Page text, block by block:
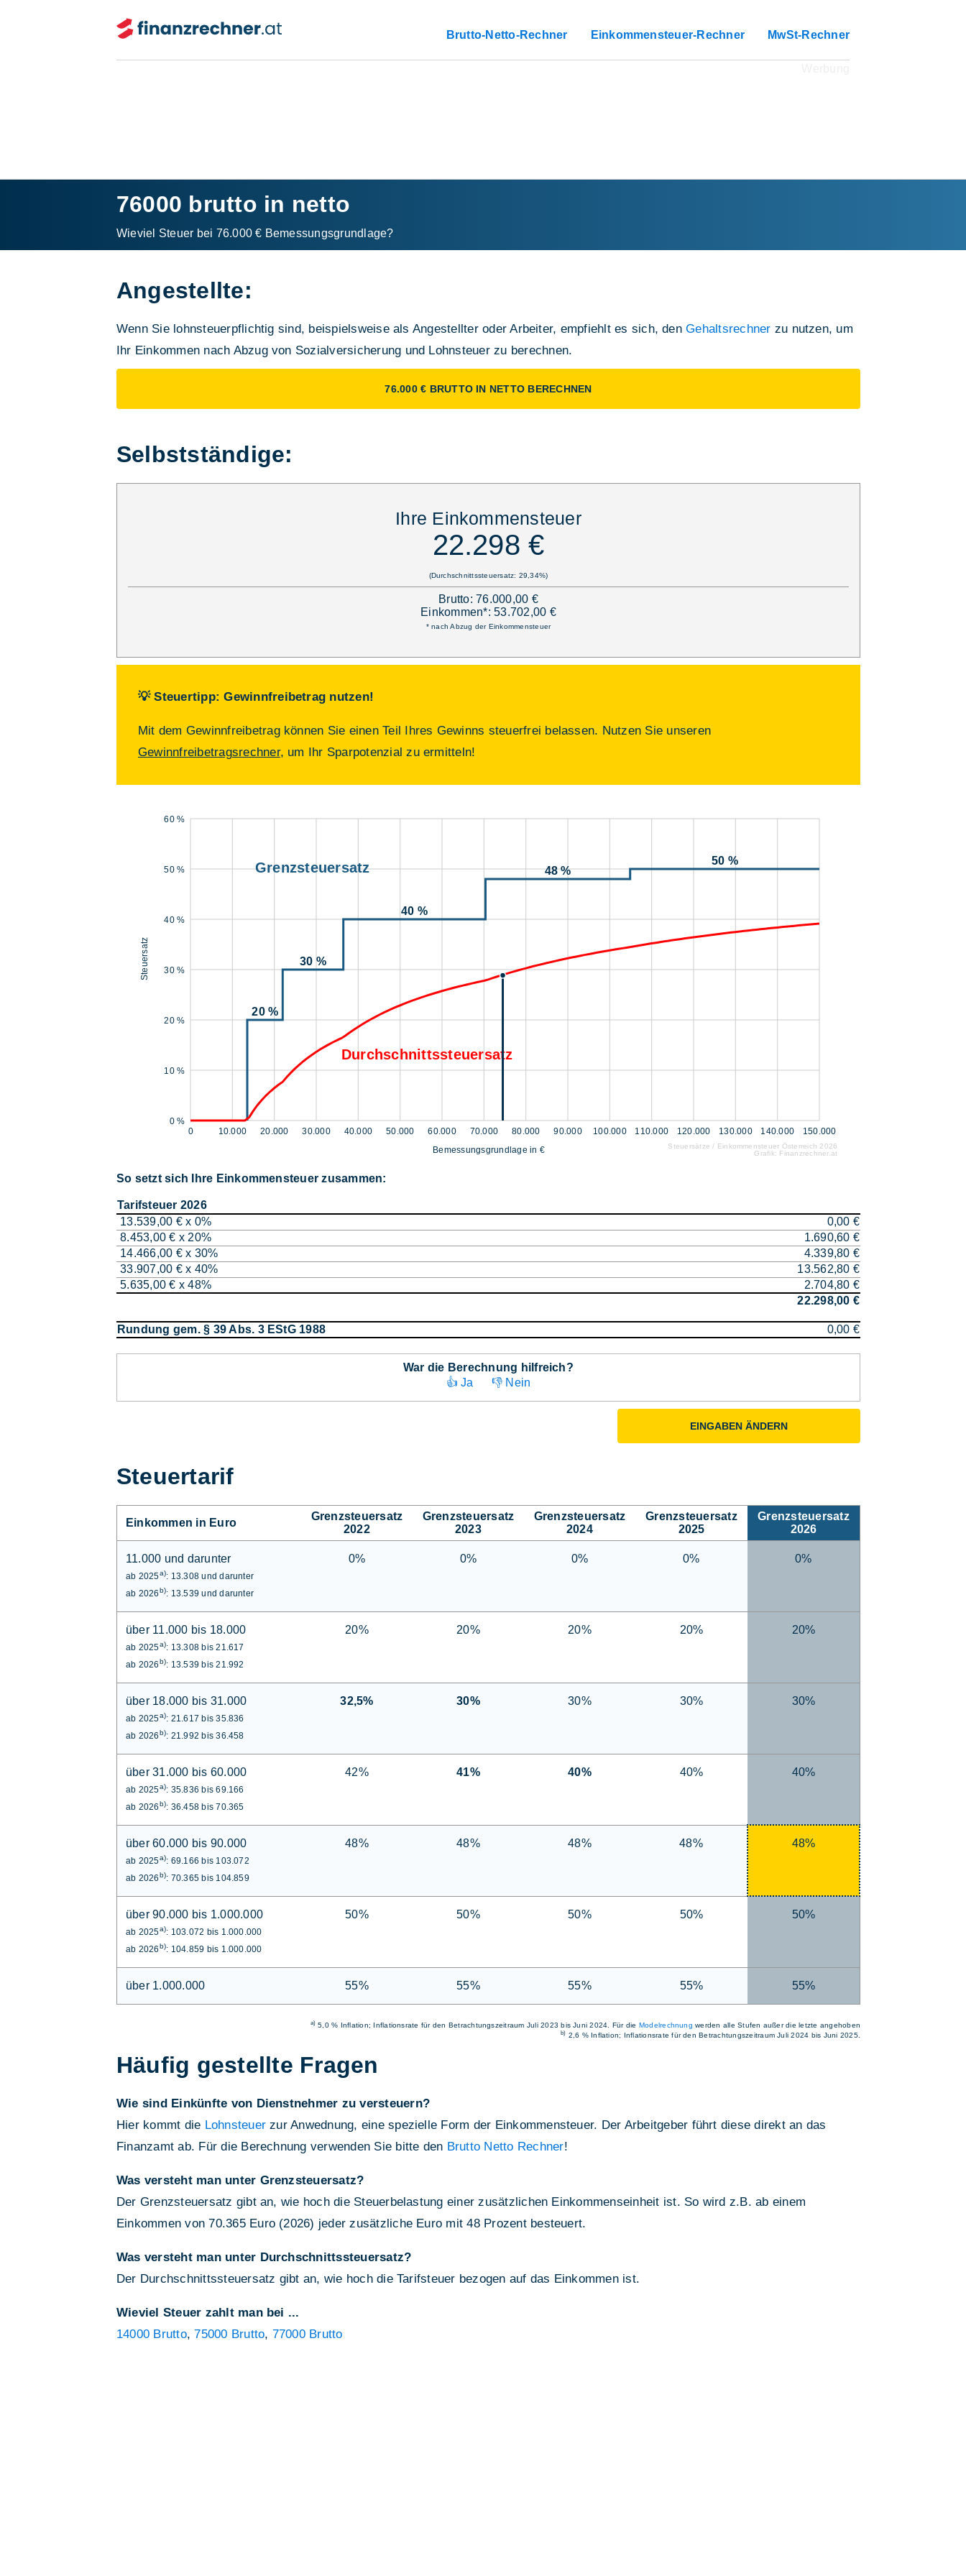
Brutto-Netto-Rechner Einkommensteuer-Rechner MwSt-Rechner
76000 brutto in netto
Wieviel Steuer bei 76.000 € Bemessungs­grundlage?
Angestellte:
Wenn Sie lohnsteuerpflichtig sind, beispielsweise als Angestellter oder Arbeiter, empfiehlt es sich, denGehaltsrechner zu nutzen, um
Ihr Einkommen nach Abzug von Sozialversicherung und Lohnsteuer zu berechnen.
76.000 € BRUTTO IN NETTO BERECHNEN
Selbstständige:
Ihre Einkommensteuer
22.298 €
(Durchschnittssteuersatz: 29,34%)
Brutto: 76.000,00 €
Einkommen*: 53.702,00 €
* nach Abzug der Einkommensteuer
💡 Steuertipp: Gewinnfreibetrag nutzen!
Mit dem Gewinnfreibetrag können Sie einen Teil Ihres Gewinns steuerfrei belassen. Nutzen Sie unseren
Gewinnfreibetragsrechner, um Ihr Sparpotenzial zu ermitteln!
0 %
10 %
20 %
30 %
40 %
50 %
60 %
0 10.000 20.000 30.000 40.000 50.000 60.000 70.000 80.000 90.000 100.000 110.000 120.000 130.000 140.000 150.000
Grenzsteuersatz
20 %
30 %
40 %
48 %
50 %
Durchschnittssteuersatz
Steuersatz
Bemessungsgrundlage in €
Steuersätze / Einkommensteuer Österreich 2026
Grafik: Finanzrechner.at
So setzt sich Ihre Einkommensteuer zusammen:
Tarifsteuer 2026
13.539,00 € x 0%
0,00 €
8.453,00 € x 20%
1.690,60 €
14.466,00 € x 30%
4.339,80 €
33.907,00 € x 40%
13.562,80 €
5.635,00 € x 48%
2.704,80 €
22.298,00 €
Rundung gem. § 39 Abs. 3 EStG 1988 0,00 €
War die Berechnung hilfreich?
👍 Ja
👎 Nein
EINGABEN ÄNDERN
Steuertarif
Einkommen in Euro
Grenzsteuersatz
2022
Grenzsteuersatz
2023
Grenzsteuersatz
2024
Grenzsteuersatz
2025
Grenzsteuersatz
2026
11.000 und darunter
ab 2025a): 13.308 und darunter
ab 2026b): 13.539 und darunter
0% 0% 0% 0% 0%
über 11.000 bis 18.000
ab 2025a): 13.308 bis 21.617
ab 2026b): 13.539 bis 21.992
20% 20% 20% 20% 20%
über 18.000 bis 31.000
ab 2025a): 21.617 bis 35.836
ab 2026b): 21.992 bis 36.458
32,5% 30% 30% 30% 30%
über 31.000 bis 60.000
ab 2025a): 35.836 bis 69.166
ab 2026b): 36.458 bis 70.365
42% 41% 40% 40% 40%
über 60.000 bis 90.000
ab 2025a): 69.166 bis 103.072
ab 2026b): 70.365 bis 104.859
48% 48% 48% 48% 48%
über 90.000 bis 1.000.000
ab 2025a): 103.072 bis 1.000.000
ab 2026b): 104.859 bis 1.000.000
50% 50% 50% 50% 50%
über 1.000.000 55% 55% 55% 55% 55%
a) 5,0 % Inflation; Inflationsrate für den Betrachtungszeitraum Juli 2023 bis Juni 2024. Für die Modelrechnung werden alle Stufen außer die letzte angehoben
b) 2,6 % Inflation; Inflationsrate für den Betrachtungszeitraum Juli 2024 bis Juni 2025.
Häufig gestellte Fragen
Wie sind Einkünfte von Dienstnehmer zu versteuern?
Hier kommt die Lohnsteuer zur Anwednung, eine spezielle Form der Einkommensteuer. Der Arbeitgeber führt diese direkt an das
Finanzamt ab. Für die Berechnung verwenden Sie bitte den Brutto Netto Rechner!
Was versteht man unter Grenzsteuersatz?
Der Grenzsteuersatz gibt an, wie hoch die Steuerbelastung einer zusätzlichen Einkommenseinheit ist. So wird z.B. ab einem
Einkommen von 70.365 Euro (2026) jeder zusätzliche Euro mit 48 Prozent besteuert.
Was versteht man unter Durchschnittssteuersatz?
Der Durchschnittssteuersatz gibt an, wie hoch die Tarifsteuer bezogen auf das Einkommen ist.
Wieviel Steuer zahlt man bei ...
14000 Brutto,75000 Brutto, 77000 Brutto